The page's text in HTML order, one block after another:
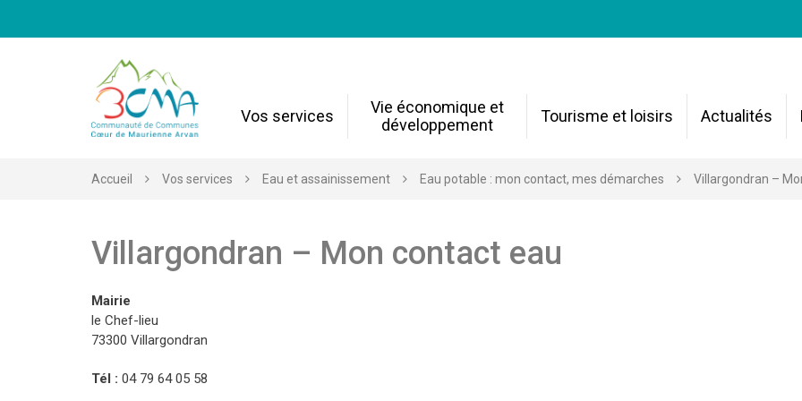
Vos services
Vie économique et
développement
Tourisme et loisirs Actualités
Accueil Vos services Eau et assainissement Eau potable : mon contact, mes démarches Villargondran –
Villargondran – Mon contact eau
Mairie
le Chef-lieu
73300 Villargondran
Tél : 04 79 64 05 58